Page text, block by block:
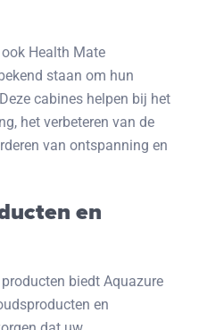
Health Mate
staan om hun
cabines helpen bij het
het verbeteren van de
van ontspanning en
en
biedt Aquazure
en